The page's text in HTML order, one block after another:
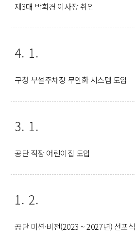
제3대 박희경 이사장 취임
4. 1.
구청 부설주차장 무인화 시스템 도입
3. 1.
공단 직장 어린이집 도입
1. 2.
공단 미션·비전(2023 ~ 2027년) 선포식